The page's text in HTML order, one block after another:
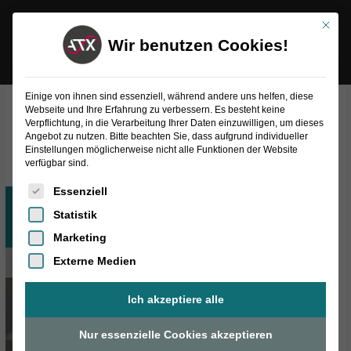
Alle
Okt.
28
2022
Mit
Wir benutzen Cookies!
Einige von ihnen sind essenziell, während andere uns helfen, diese
Webseite und Ihre Erfahrung zu verbessern. Es besteht keine
Verpflichtung, in die Verarbeitung Ihrer Daten einzuwilligen, um dieses
Angebot zu nutzen. Bitte beachten Sie, dass aufgrund individueller
Einstellungen möglicherweise nicht alle Funktionen der Website
verfügbar sind.
Es folgt eine Liste der Service-Gruppen, für die eine
Essenziell
Statistik
Marketing
Externe Medien
Ich akzeptiere alle
Nur essenzielle Cookies akzeptieren